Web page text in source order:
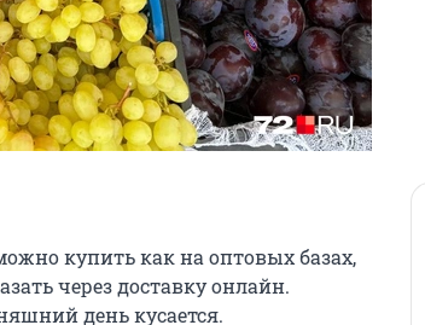
купить как на оптовых базах,
через доставку онлайн.
день кусается.